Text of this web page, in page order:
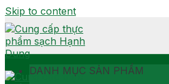
Skip to content
DANH MỤC SẢN PHẨM